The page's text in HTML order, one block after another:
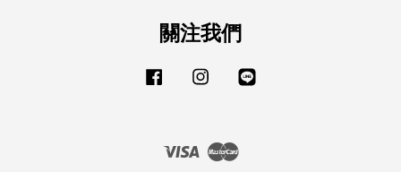
關注我們
Facebook Instagram
Visa Master